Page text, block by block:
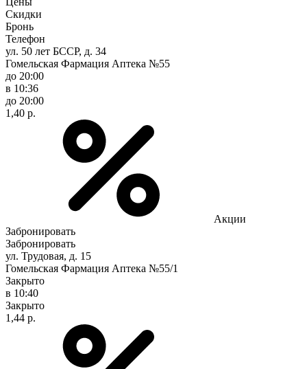
Скидки
Бронь
Телефон
ул. 50 лет БССР, д. 34
Гомельская Фармация Аптека №55
до 20:00
в 10:36
до 20:00
1,40 р.
Акции
Забронировать
Забронировать
ул. Трудовая, д. 15
Гомельская Фармация Аптека №55/1
Закрыто
в 10:40
Закрыто
1,44 р.